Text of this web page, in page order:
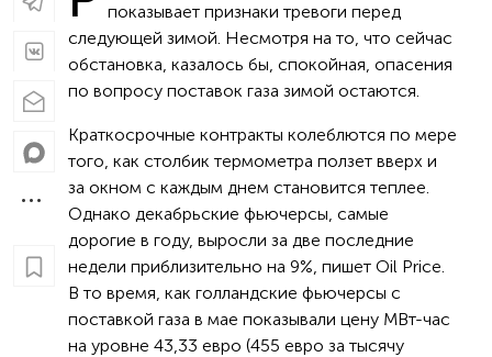
показывает признаки тревоги перед
следующей зимой. Несмотря на то, что сейчас
обстановка, казалось бы, спокойная, опасения
по вопросу поставок газа зимой остаются.
Краткосрочные контракты колеблются по мере
того, как столбик термометра ползет вверх и
за окном с каждым днем становится теплее.
Однако декабрьские фьючерсы, самые
дорогие в году, выросли за две последние
недели приблизительно на 9%, пишет Oil Price.
В то время, как голландские фьючерсы с
поставкой газа в мае показывали цену МВт-час
на уровне 43,33 евро (455 евро за тысячу